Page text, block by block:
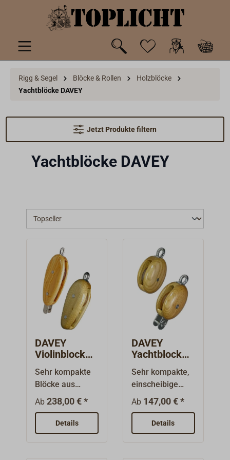
springen
Rigg & Segel Blöcke & Rollen
Holzblöcke
Yachtblöcke DAVEY
Jetzt Produkte filtern
Yachtblöcke DAVEY
DAVEY
Violinblock
Esche,
Tufnolscheib
e, 1-scheibig
Sehr kompakte
Blöcke aus
lackierter Esche
Tufnolscheibe
aus der Serie
Ab238,00 € *
Details
DAVEY
Yachtblock
Esche,
Tufnolscheib
e 1-scheibig
Sehr kompakte,
einscheibige
Blöcke aus
lackierter Esche
Tufnolscheibe
Ab 147,00 € *
Details